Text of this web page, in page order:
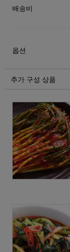
배송비
옵션
추가 구성 상품